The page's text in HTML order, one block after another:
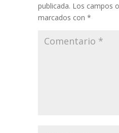
publicada. Los campos
marcados con *